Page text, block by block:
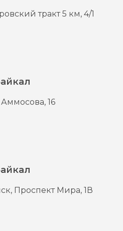
тракт 5 км, 4/1
Аммосова, 16
Проспект Мира, 1В